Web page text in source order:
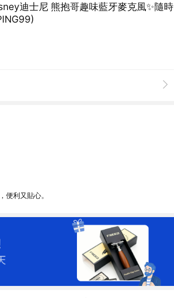
迪士尼 熊抱哥趣味藍牙麥克風✨隨時
便利又貼心。